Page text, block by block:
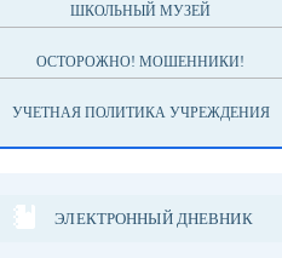
ШКОЛЬНЫЙ МУЗЕЙ
ОСТОРОЖНО! МОШЕННИКИ!
УЧЕТНАЯ ПОЛИТИКА УЧРЕЖДЕНИЯ
ЭЛЕКТРОННЫЙ ДНЕВНИК